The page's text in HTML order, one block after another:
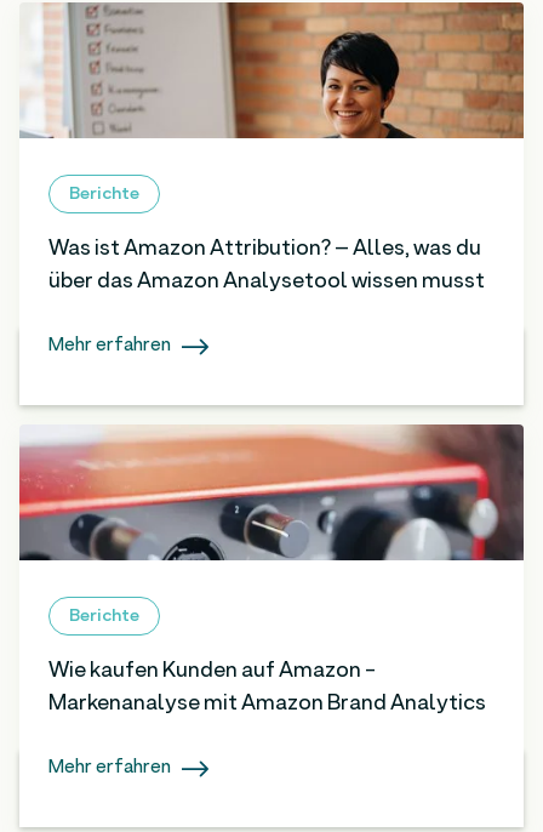
Berichte
Was ist Amazon Attribution? – Alles, was du
über das Amazon Analysetool wissen musst
Mehr erfahren
Berichte
Wie kaufen Kunden auf Amazon -
Markenanalyse mit Amazon Brand Analytics
Mehr erfahren